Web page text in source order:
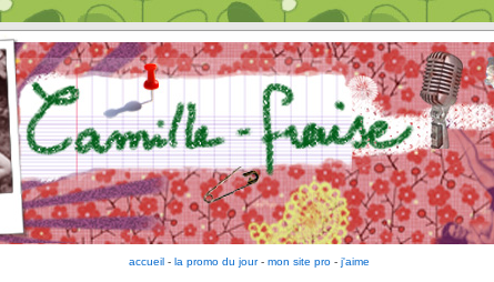
accueil- la promo du jour- mon site pro- j'aime